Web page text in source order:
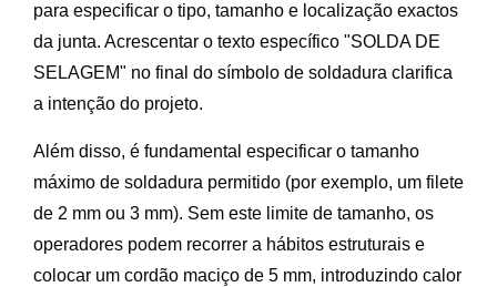
para especificar o tipo, tamanho e localização exactos
da junta. Acrescentar o texto específico "SOLDA DE
SELAGEM" no final do símbolo de soldadura clarifica
a intenção do projeto.
Além disso, é fundamental especificar o tamanho
máximo de soldadura permitido (por exemplo, um filete
de 2 mm ou 3 mm). Sem este limite de tamanho, os
operadores podem recorrer a hábitos estruturais e
colocar um cordão maciço de 5 mm, introduzindo calor